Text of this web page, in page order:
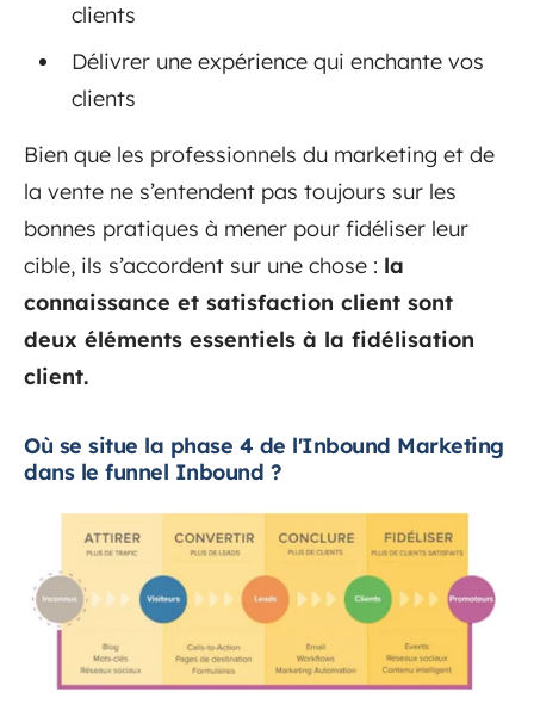
clients
Délivrer une expérience qui enchante vos
clients
Bien que les professionnels du marketing et de
la vente ne s’entendent pas toujours sur les
bonnes pratiques à mener pour fidéliser leur
cible, ils s’accordent sur une chose : la
connaissance et satisfaction client sont
deux éléments essentiels à la fidélisation
client.
Où se situe la phase 4 de l'Inbound Marketing
dans le funnel Inbound ?